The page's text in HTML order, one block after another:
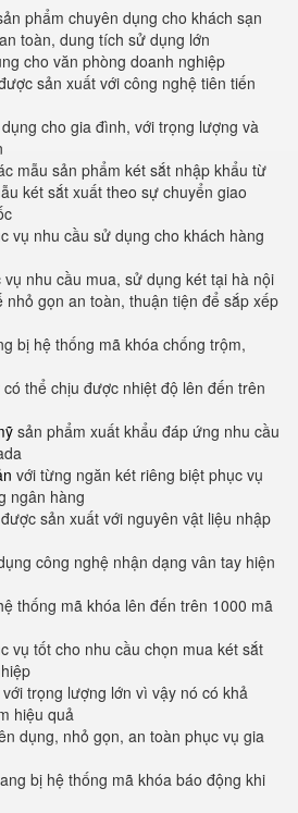
phẩm chuyên dụng cho khách sạn
an toàn, dung tích sử dụng lớn
cho văn phòng doanh nghiệp
sản xuất với công nghệ tiên tiến
cho gia đình, với trọng lượng và
mẫu sản phẩm két sắt nhập khẩu từ
két sắt xuất theo sự chuyển giao
vụ nhu cầu sử dụng cho khách hàng
vụ nhu cầu mua, sử dụng két tại hà nội
nhỏ gọn an toàn, thuận tiện để sắp xếp
bị hệ thống mã khóa chống trộm,
có thể chịu được nhiệt độ lên đến trên
sản phẩm xuất khẩu đáp ứng nhu cầu
với từng ngăn két riêng biệt phục vụ
ngân hàng
được sản xuất với nguyên vật liệu nhập
công nghệ nhận dạng vân tay hiện
thống mã khóa lên đến trên 1000 mã
vụ tốt cho nhu cầu chọn mua két sắt
với trọng lượng lớn vì vậy nó có khả
hiệu quả
dụng, nhỏ gọn, an toàn phục vụ gia
bị hệ thống mã khóa báo động khi